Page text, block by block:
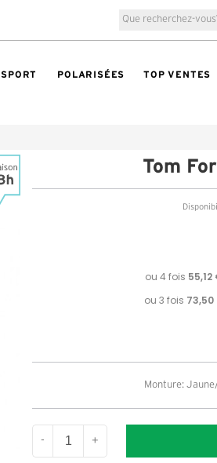
SPORT POLARISÉES TOP VENTES
Tom
Monture:
- +